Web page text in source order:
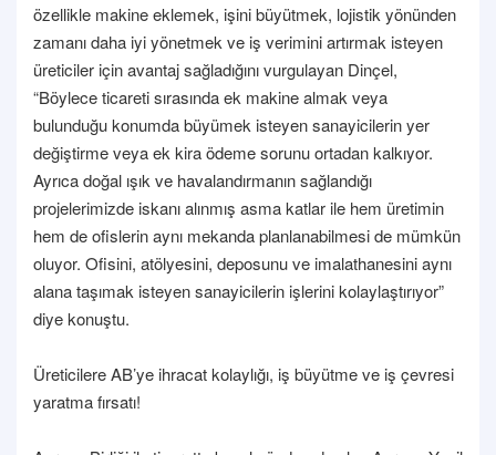
özellikle makine eklemek, işini büyütmek, lojistik yönünden
zamanı daha iyi yönetmek ve iş verimini artırmak isteyen
üreticiler için avantaj sağladığını vurgulayan Dinçel,
“Böylece ticareti sırasında ek makine almak veya
bulunduğu konumda büyümek isteyen sanayicilerin yer
değiştirme veya ek kira ödeme sorunu ortadan kalkıyor.
Ayrıca doğal ışık ve havalandırmanın sağlandığı
projelerimizde iskanı alınmış asma katlar ile hem üretimin
hem de ofislerin aynı mekanda planlanabilmesi de mümkün
oluyor. Ofisini, atölyesini, deposunu ve imalathanesini aynı
alana taşımak isteyen sanayicilerin işlerini kolaylaştırıyor”
diye konuştu.
Üreticilere AB’ye ihracat kolaylığı, iş büyütme ve iş çevresi
yaratma fırsatı!